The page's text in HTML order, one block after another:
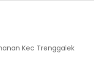
Kec Trenggalek